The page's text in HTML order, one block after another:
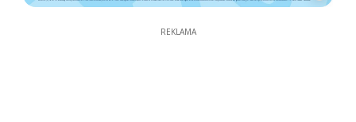
REKLAMA